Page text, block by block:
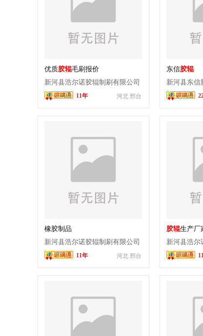
优质胶辊毛刷报价
新河县浩尔诺胶辊制刷有限公司
河北 邢台
11年
东信胶辊
新河县东信
橡胶制品
新河县浩尔诺胶辊制刷有限公司
河北 邢台
11年
胶辊生产厂
新河县浩尔